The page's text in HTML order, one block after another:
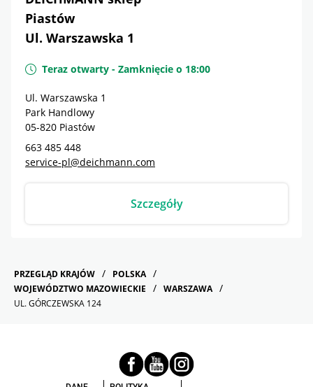
Piastów
Ul. Warszawska 1
Teraz otwarty - Zamknięcie o 18:00
Ul. Warszawska 1
Park Handlowy
05-820 Piastów
663 485 448
service-pl@deichmann.com
Szczegóły
PRZEGLĄD KRAJÓW
POLSKA
WOJEWÓDZTWO MAZOWIECKIE
WARSZAWA
UL. GÓRCZEWSKA 124